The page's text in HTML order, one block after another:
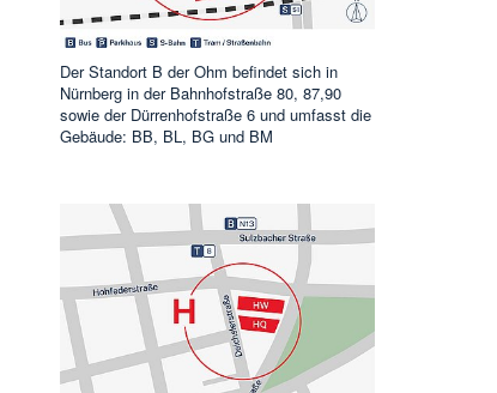
Der Standort B der Ohm befindet sich in
Nürnberg in der Bahnhofstraße 80, 87,90
sowie der Dürrenhofstraße 6 und umfasst die
Gebäude: BB, BL, BG und BM